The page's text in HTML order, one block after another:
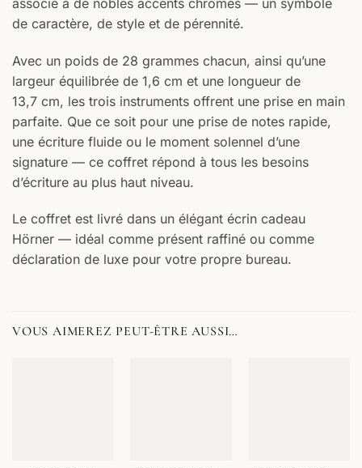
de caractère, de style et de pérennité.
Avec un poids de 28 grammes chacun, ainsi qu’une
largeur équilibrée de 1,6 cm et une longueur de
13,7 cm, les trois instruments offrent une prise en main
parfaite. Que ce soit pour une prise de notes rapide,
une écriture fluide ou le moment solennel d’une
signature — ce coffret répond à tous les besoins
d’écriture au plus haut niveau.
Le coffret est livré dans un élégant écrin cadeau
Hörner — idéal comme présent raffiné ou comme
déclaration de luxe pour votre propre bureau.
VOUS AIMEREZ PEUT-ÊTRE AUSSI…